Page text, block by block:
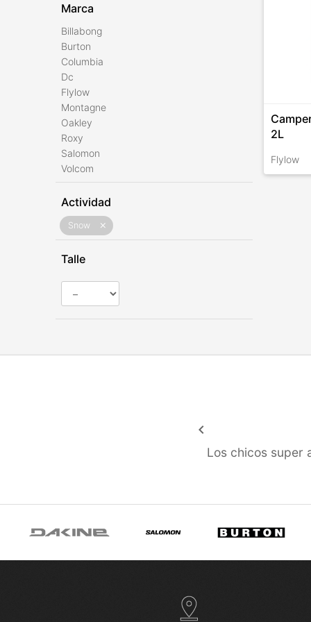
Marca
Billabong
Burton
Columbia
Dc
Flylow
Montagne
Oakley
Roxy
Salomon
Volcom
Actividad
Snow close
Talle
2L
Flylow
Los chicos super
keyboard_arrow_left